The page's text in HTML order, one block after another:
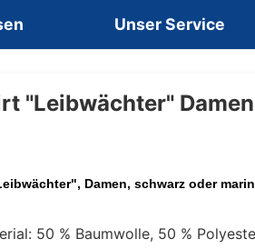
Unser Service
"Leibwächter" Damen
Damen, schwarz oder
50 % Baumwolle, 50 %